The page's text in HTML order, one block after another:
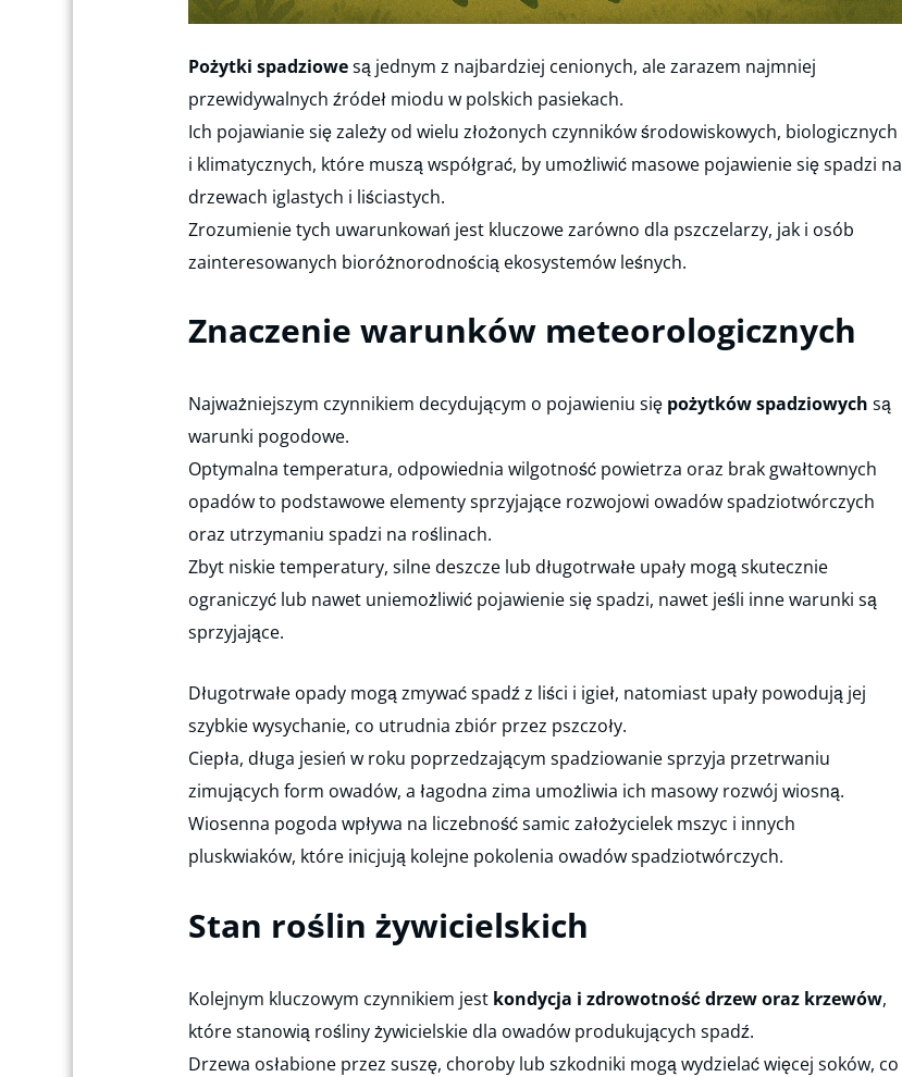
Pożytki spadziowesą jednym z najbardziej cenionych, ale zarazem najmniej
przewidywalnych źródeł miodu w polskich pasiekach.
Ich pojawianie się zależy od wielu złożonych czynników środowiskowych, biologicznych
i klimatycznych, które muszą współgrać, by umożliwić masowe pojawienie się spadzi na
drzewach iglastych i liściastych.
Zrozumienie tych uwarunkowań jest kluczowe zarówno dla pszczelarzy, jak i osób
zainteresowanych bioróżnorodnością ekosystemów leśnych.
Znaczenie warunków meteorologicznych
Najważniejszym czynnikiem decydującym o pojawieniu się pożytków spadziowych są
warunki pogodowe.
Optymalna temperatura, odpowiednia wilgotność powietrza oraz brak gwałtownych
opadów to podstawowe elementy sprzyjające rozwojowi owadów spadziotwórczych
oraz utrzymaniu spadzi na roślinach.
Zbyt niskie temperatury, silne deszcze lub długotrwałe upały mogą skutecznie
ograniczyć lub nawet uniemożliwić pojawienie się spadzi, nawet jeśli inne warunki są
sprzyjające.
Długotrwałe opady mogą zmywać spadź z liści i igieł, natomiast upały powodują jej
szybkie wysychanie, co utrudnia zbiór przez pszczoły.
Ciepła, długa jesień w roku poprzedzającym spadziowanie sprzyja przetrwaniu
zimujących form owadów, a łagodna zima umożliwia ich masowy rozwój wiosną.
Wiosenna pogoda wpływa na liczebność samic założycielek mszyc i innych
pluskwiaków, które inicjują kolejne pokolenia owadów spadziotwórczych.
Stan roślin żywicielskich
Kolejnym kluczowym czynnikiem jest kondycja i zdrowotność drzew oraz krzewów,
które stanowią rośliny żywicielskie dla owadów produkujących spadź.
Drzewa osłabione przez suszę, choroby lub szkodniki mogą wydzielać więcej soków, co